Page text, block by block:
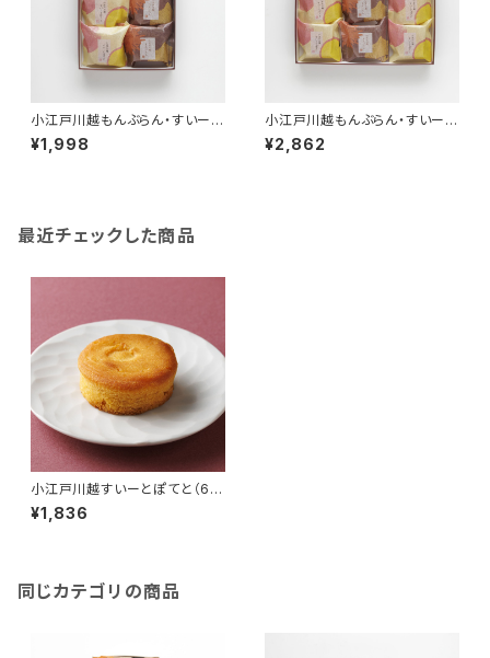
小江戸川越もんぶらん・すいーと
ぽてと詰合せ（6個入）
¥1,998
小江戸川越もんぶらん・すいーと
ぽてと詰合せ（9個入）
¥2,862
最近チェックした商品
小江戸川越すいーとぽてと（6個
入）
¥1,836
同じカテゴリの商品